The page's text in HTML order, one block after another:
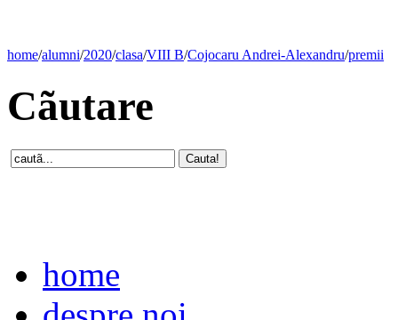
home/alumni/2020/clasa/VIII B/Cojocaru Andrei-Alexandru/premii
Cãutare
home